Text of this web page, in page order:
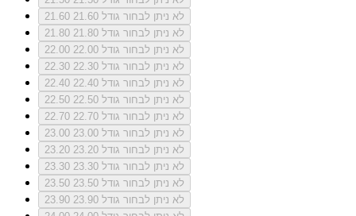
21.60
לא ניתן לבחור גודל 21.60
21.80
לא ניתן לבחור גודל 21.80
22.00
לא ניתן לבחור גודל 22.00
22.30
לא ניתן לבחור גודל 22.30
22.40
לא ניתן לבחור גודל 22.40
22.50
לא ניתן לבחור גודל 22.50
22.70
לא ניתן לבחור גודל 22.70
23.00
לא ניתן לבחור גודל 23.00
23.20
לא ניתן לבחור גודל 23.20
23.30
לא ניתן לבחור גודל 23.30
23.50
לא ניתן לבחור גודל 23.50
23.90
לא ניתן לבחור גודל 23.90